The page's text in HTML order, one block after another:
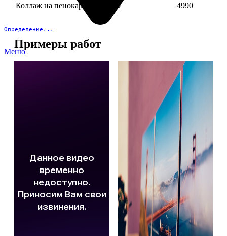
Определение...
Меню
Коллаж на пенокартоне 30х90
4990
Примеры работ